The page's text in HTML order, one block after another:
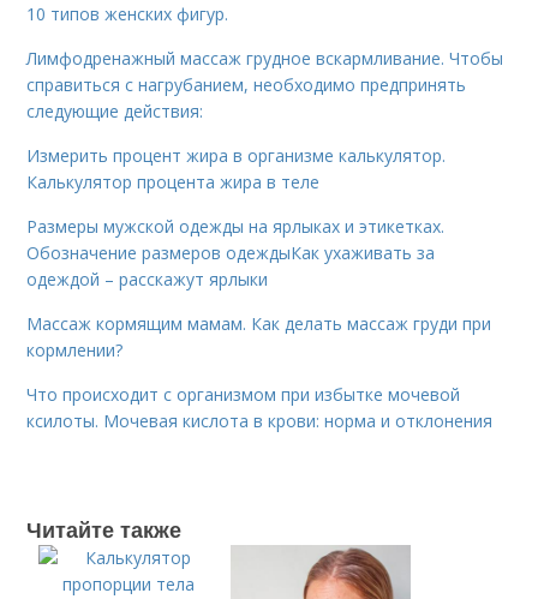
10 типов женских фигур.
Лимфодренажный массаж грудное вскармливание. Чтобы
справиться с нагрубанием, необходимо предпринять
следующие действия:
Измерить процент жира в организме калькулятор.
Калькулятор процента жира в теле
Размеры мужской одежды на ярлыках и этикетках.
Обозначение размеров одеждыКак ухаживать за
одеждой – расскажут ярлыки
Массаж кормящим мамам. Как делать массаж груди при
кормлении?
Что происходит с организмом при избытке мочевой
ксилоты. Мочевая кислота в крови: норма и отклонения
Читайте также